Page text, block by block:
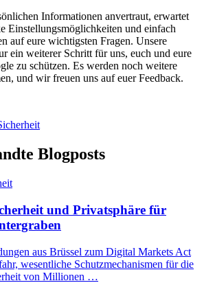
Informationen anvertraut, erwartet
Einstellungsmöglichkeiten und einfach
auf eure wichtigsten Fragen. Unsere
ein weiterer Schritt für uns, euch und eure
zu schützen. Es werden noch weitere
und wir freuen uns auf euer Feedback.
Blogposts
und Privatsphäre für
aus Brüssel zum Digital Markets Act
wesentliche Schutzmechanismen für die
von Millionen …